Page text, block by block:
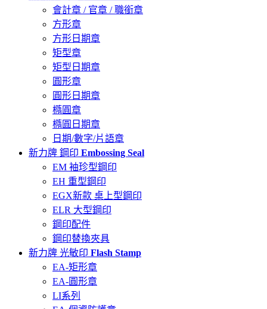
會計章 / 官章 / 職銜章
方形章
方形日期章
矩型章
矩型日期章
圓形章
圓形日期章
橢圓章
橢圓日期章
日期/數字/片語章
新力牌 鋼印 Embossing Seal
EM 袖珍型鋼印
EH 重型鋼印
EGX新款 桌上型鋼印
ELR 大型鋼印
鋼印配件
鋼印替換夾具
新力牌 光敏印 Flash Stamp
EA-矩形章
EA-圓形章
LI系列